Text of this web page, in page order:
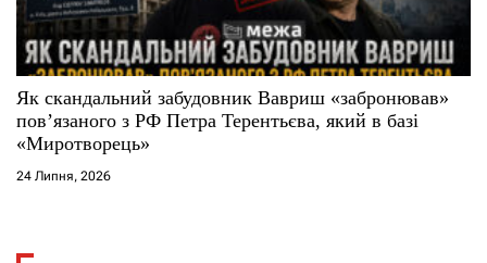
Як скандальний забудовник Вавриш «забронював»
повʼязаного з РФ Петра Терентьєва, який в базі
«Миротворець»
24 Липня, 2026